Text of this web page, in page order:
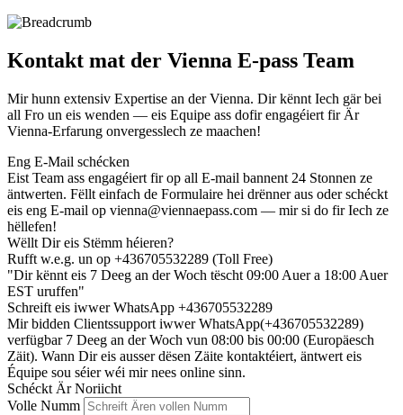
Kontakt mat der Vienna E-pass Team
Mir hunn extensiv Expertise an der Vienna. Dir kënnt Iech gär bei
all Fro un eis wenden — eis Equipe ass dofir engagéiert fir Är
Vienna-Erfarung onvergesslech ze maachen!
Eng E-Mail schécken
Eist Team ass engagéiert fir op all E-mail bannent 24 Stonnen ze
äntwerten. Fëllt einfach de Formulaire hei drënner aus oder schéckt
eis eng E-mail op vienna@viennaepass.com — mir si do fir Iech ze
hëllefen!
Wëllt Dir eis Stëmm héieren?
Rufft w.e.g. un op +436705532289 (Toll Free)
"Dir kënnt eis 7 Deeg an der Woch tëscht 09:00 Auer a 18:00 Auer
EST uruffen"
Schreift eis iwwer WhatsApp +436705532289
Mir bidden Clientssupport iwwer WhatsApp(+436705532289)
verfügbar 7 Deeg an der Woch vun 08:00 bis 00:00 (Europäesch
Zäit). Wann Dir eis ausser dësen Zäite kontaktéiert, äntwert eis
Équipe sou séier wéi mir nees online sinn.
Schéckt Är Noriicht
Volle Numm